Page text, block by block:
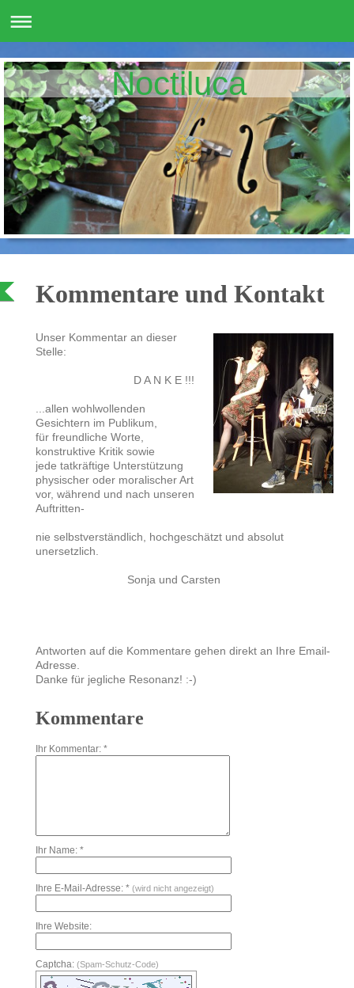
Noctiluca
Kommentare und Kontakt
Unser Kommentar an dieser
Stelle:
D A N K E !!!
...allen wohlwollenden
Gesichtern im Publikum,
für freundliche Worte,
konstruktive Kritik sowie
jede tatkräftige Unterstützung
physischer oder moralischer Art
vor, während und nach unseren
Auftritten-
nie selbstverständlich, hochgeschätzt und absolut
unersetzlich.
Sonja und Carsten
Antworten auf die Kommentare gehen direkt an Ihre Email-
Adresse.
Danke für jegliche Resonanz! :-)
Kommentare
Ihr Kommentar: *
Ihr Name: *
Ihre E-Mail-Adresse: * (wird nicht angezeigt)
Ihre Website:
Captcha: (Spam-Schutz-Code)